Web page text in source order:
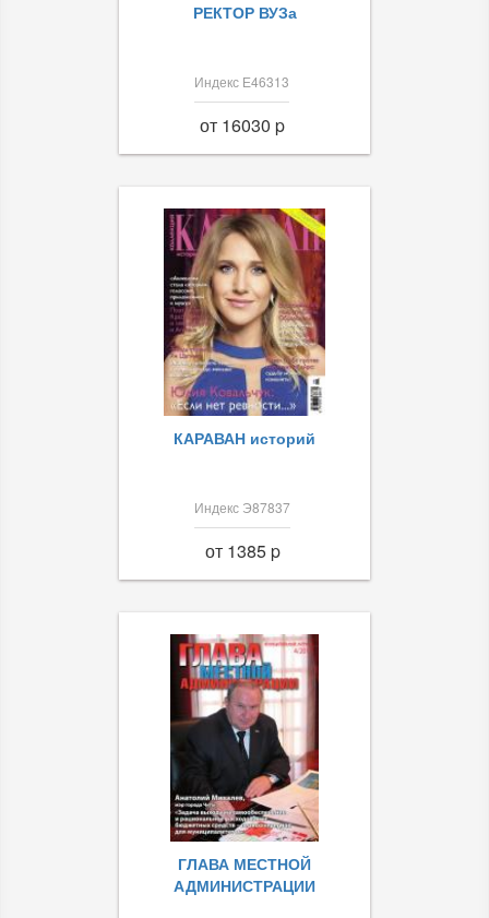
РЕКТОР ВУЗа
Индекс Е46313
от 16030 p
КАРАВАН историй
Индекс Э87837
от 1385 p
ГЛАВА МЕСТНОЙ
АДМИНИСТРАЦИИ